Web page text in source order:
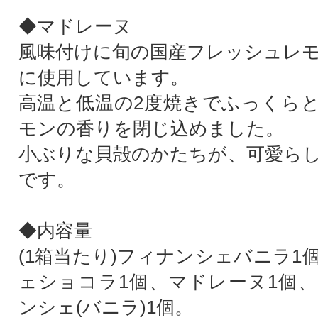
◆マドレーヌ
風味付けに旬の国産フレッシュレ
に使用しています。
高温と低温の2度焼きでふっくら
モンの香りを閉じ込めました。
小ぶりな貝殻のかたちが、可愛ら
です。
◆内容量
(1箱当たり)フィナンシェバニラ1
ェショコラ1個、マドレーヌ1個
ンシェ(バニラ)1個。